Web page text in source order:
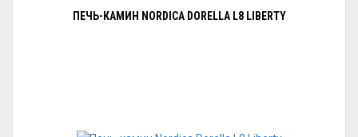
ПЕЧЬ-КАМИН NORDICA DORELLA L8 LIBERTY